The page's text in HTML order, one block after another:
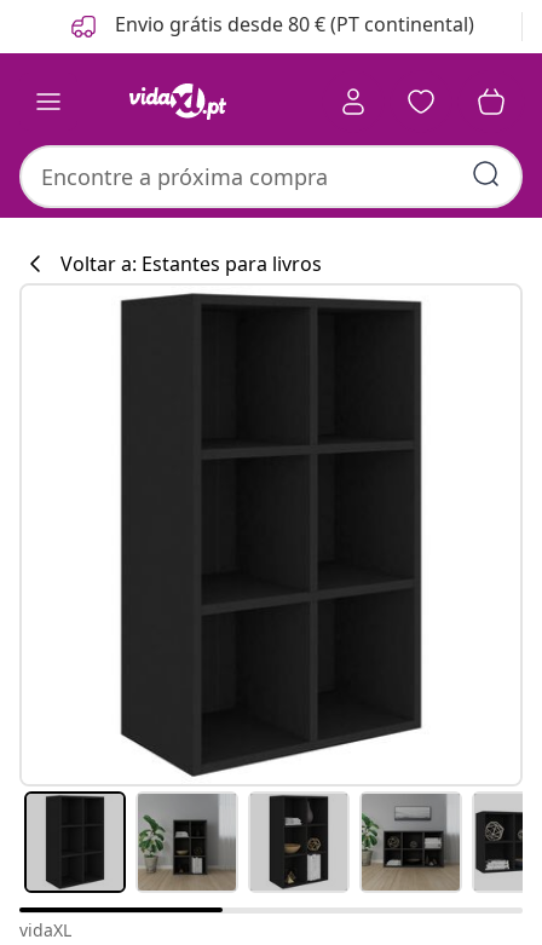
Anterior
Seguinte Envio grátis desde 80 € (PT continental)
Voltar a: Estantes para livros
vidaXL